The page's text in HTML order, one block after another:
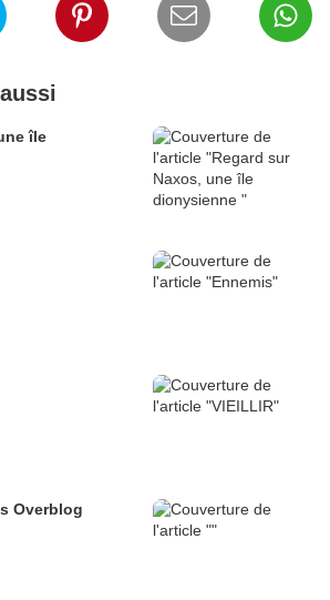
île
Article publié depuis Overblog